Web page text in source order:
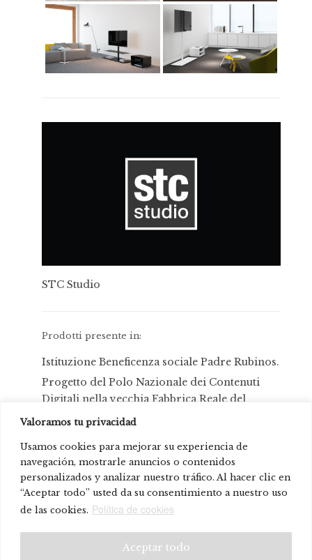
Valoramos tu privacidad
Usamos cookies para mejorar su experiencia de
navegación, mostrarle anuncios o contenidos
personalizados y analizar nuestro tráfico. Al hacer clic en
“Aceptar todo” usted da su consentimiento a nuestro uso
de las cookies. Política de cookies
Aceptar todo
STC Studio
Prodotti presente in:
Istituzione Beneficenza sociale Padre Rubinos.
Progetto del Polo Nazionale dei Contenuti
Digitali nella vecchia Fabbrica Reale del
Tabacco. Malaga, Spagna.
Casas NIU
Hotel Ilunion
Asklepios & Novartis Campus